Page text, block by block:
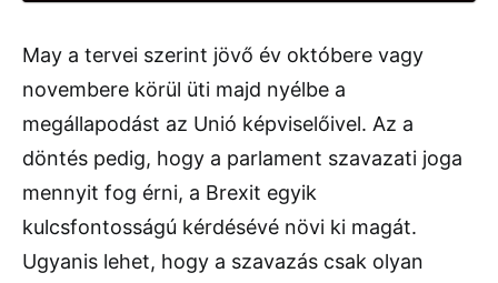
May a tervei szerint jövő év októbere vagy
novembere körül üti majd nyélbe a
megállapodást az Unió képviselőivel. Az a
döntés pedig, hogy a parlament szavazati joga
mennyit fog érni, a Brexit egyik
kulcsfontosságú kérdésévé növi ki magát.
Ugyanis lehet, hogy a szavazás csak olyan